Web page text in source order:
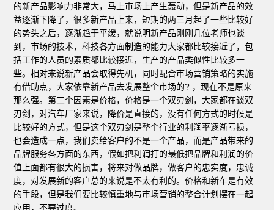
的新产品影响力非常大，马上市场上产生轰动，但是新产品的效
益逐渐下降了，很多新产品上来，短期的两三月起了一些比较好
的势头之后，逐渐趋于平缓，就说明新产品刚刚几位老师也谈
到，市场的技术，科技各方面制造的能力大家都比较接近了，包
括工作的人员的素质都比较接近，生产的产品类似性比较多一
些。相对来说新产品会取得先机，同时配合市场营销策略的实施
有借助点，大家依靠新产品去发展整个市场的? ，现在不是原来
那么强。第二个因素是价格，价格是一个双刃剑，大家都在谈双
刃剑，对汽车厂家来说，降价是直接的，没有任何方式的时候是
比较好的方式，但是这个双刃剑是整个行业的利润率逐渐亏损，
也会造成一点，我们卖给客户的不是一个产品，而是产品带来的
品牌服务各方面的东西，假如把利润打的最低把品牌和利润的价
值上面都有很大的损害，将来对做品牌，做客户的忠实度，忠诚
度，对发展新的客户总的来说是不太有利的。价格和新车是有效
的手段，但是我们要比较慎重地与市场营销的整合计划摆在一起
应用，不要过度。